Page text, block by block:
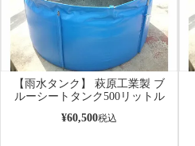
【雨水タンク】 萩原工業製 ブ
ルーシートタンク500リットル
¥60,500税込